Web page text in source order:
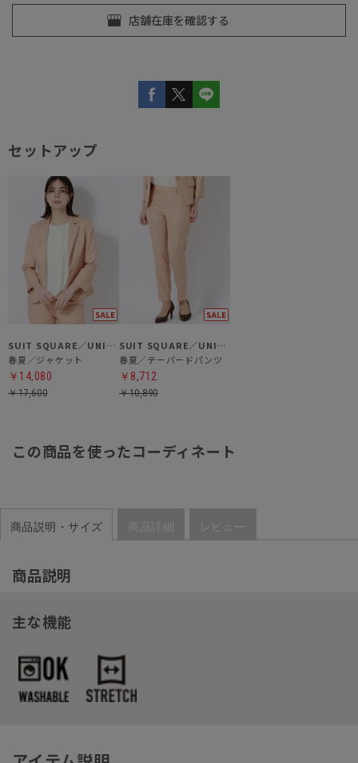
セットアップ
SUIT SQUARE／UNIVERSAL LANGUAGE／WHITE
春夏／ジャケット
￥14,080
￥17,600
SUIT SQUARE／UNIVERSAL LANGUAGE／WHITE
春夏／テーパードパンツ
￥8,712
￥10,890
この商品を使ったコーディネート
商品説明・サイズ 商品詳細 レビュー
商品説明
主な機能